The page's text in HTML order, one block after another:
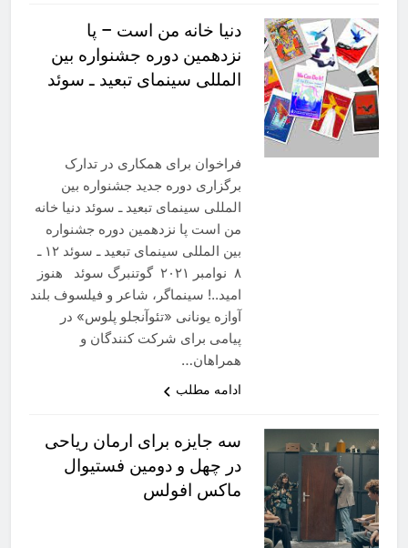
دنیا خانه من است – پا
نزدهمین دوره جشنواره بین
المللی سینمای تبعید ـ سوئد
فراخوان برای همکاری در تدارک
برگزاری دوره جدید جشنواره بین
المللی سینمای تبعید ـ سوئد دنیا خانه
من است پا نزدهمین دوره جشنواره
بین المللی سینمای تبعید ـ سوئد ۱۲ ـ
۸ نوامبر ۲۰۲۱ گوتنبرگ سوئد هنوز
امید..! سینماگر، شاعر و فیلسوف بلند
آوازه یونانی «تئوآنجلو پلوس» در
پیامی برای شرکت کنندگان و
همراهان…
ادامه مطلب
سه جایزه برای ارمان ریاحی
در چهل و دومین فستیوال
ماکس افولس